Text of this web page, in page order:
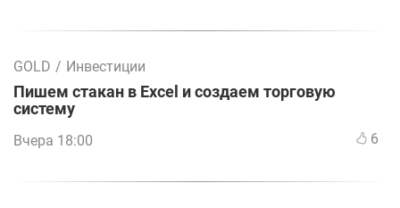
GOLD / Инвестиции
Пишем стакан в Excel и создаем торговую
систему
Вчера 18:00 6